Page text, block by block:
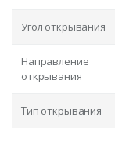
Угол открывания
Направление
открывания
Тип открывания